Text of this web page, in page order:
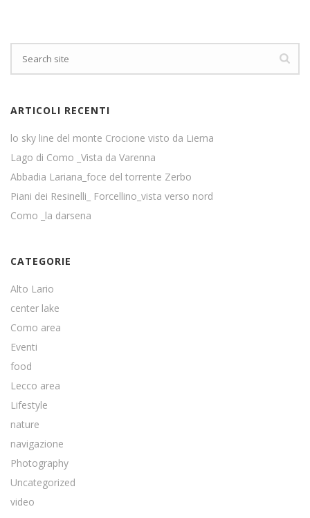
ARTICOLI RECENTI
lo sky line del monte Crocione visto da Lierna
Lago di Como _Vista da Varenna
Abbadia Lariana_foce del torrente Zerbo
Piani dei Resinelli_ Forcellino_vista verso nord
Como _la darsena
CATEGORIE
Alto Lario
center lake
Como area
Eventi
food
Lecco area
Lifestyle
nature
navigazione
Photography
Uncategorized
video